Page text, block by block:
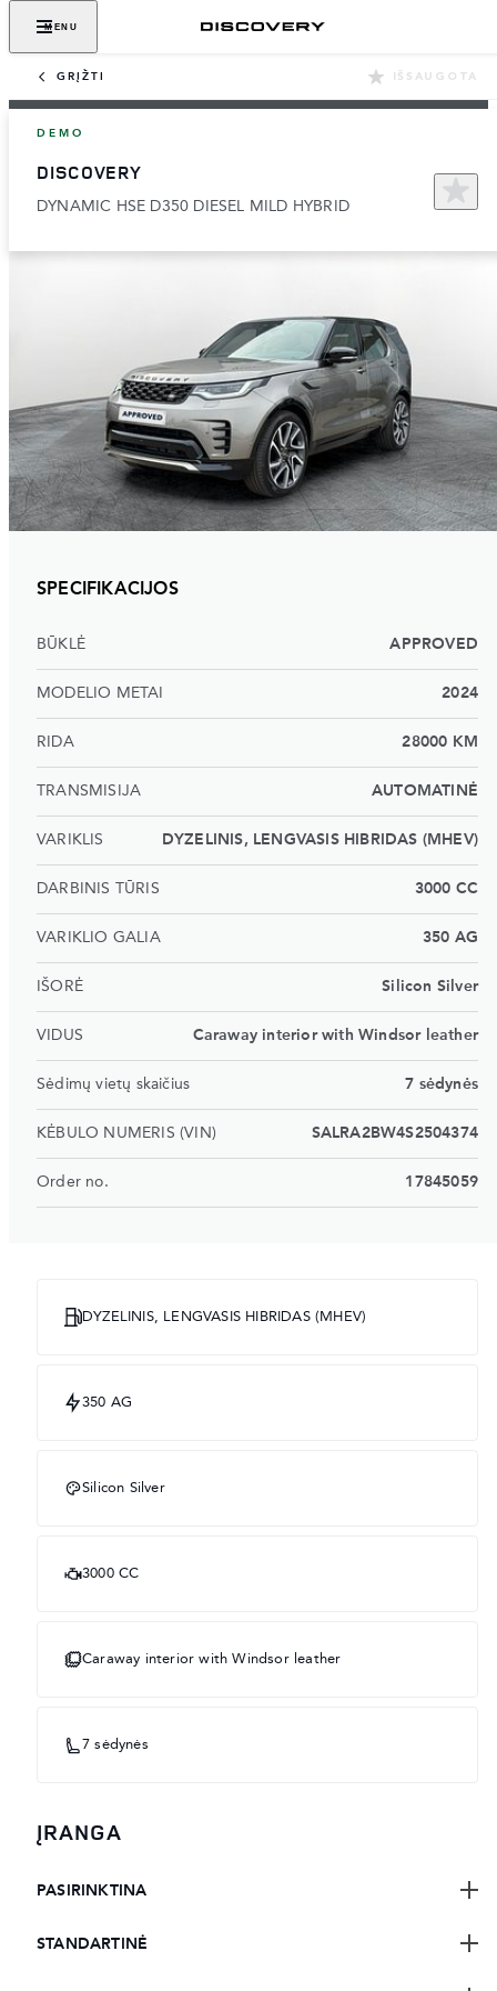
MENU
GRĮŽTI IŠSAUGOTA
DEMO
DISCOVERY
DYNAMIC HSE D350 DIESEL MILD HYBRID
SPECIFIKACIJOS
BŪKLĖ APPROVED
MODELIO METAI 2024
RIDA 28000 KM
TRANSMISIJA AUTOMATINĖ
VARIKLIS DYZELINIS, LENGVASIS HIBRIDAS (MHEV)
DARBINIS TŪRIS 3000 CC
VARIKLIO GALIA 350 AG
IŠORĖ Silicon Silver
VIDUS Caraway interior with Windsor leather
Sėdimų vietų skaičius 7 sėdynės
KĖBULO NUMERIS (VIN) SALRA2BW4S2504374
Order no. 17845059
DYZELINIS, LENGVASIS HIBRIDAS (MHEV)
350 AG
Silicon Silver
3000 CC
Caraway interior with Windsor leather
7 sėdynės
ĮRANGA
PASIRINKTINA
STANDARTINĖ